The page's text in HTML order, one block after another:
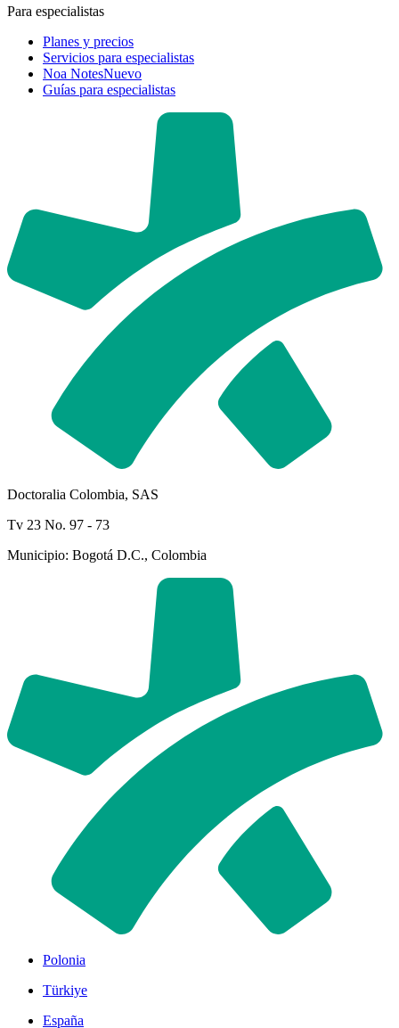
Para especialistas
Planes y precios
Servicios para especialistas
Noa NotesNuevo
Guías para especialistas
Doctoralia Colombia, SAS
Tv 23 No. 97 - 73
Municipio: Bogotá D.C., Colombia
Polonia
Türkiye
España